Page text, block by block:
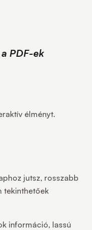
PDF-ek
élményt.
jutsz, rosszabb
tekinthetőek
információ, lassú